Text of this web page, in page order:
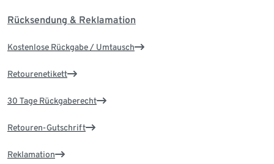
Rücksendung & Reklamation
Kostenlose Rückgabe / Umtausch
Retourenetikett
30 Tage Rückgaberecht
Retouren-Gutschrift
Reklamation